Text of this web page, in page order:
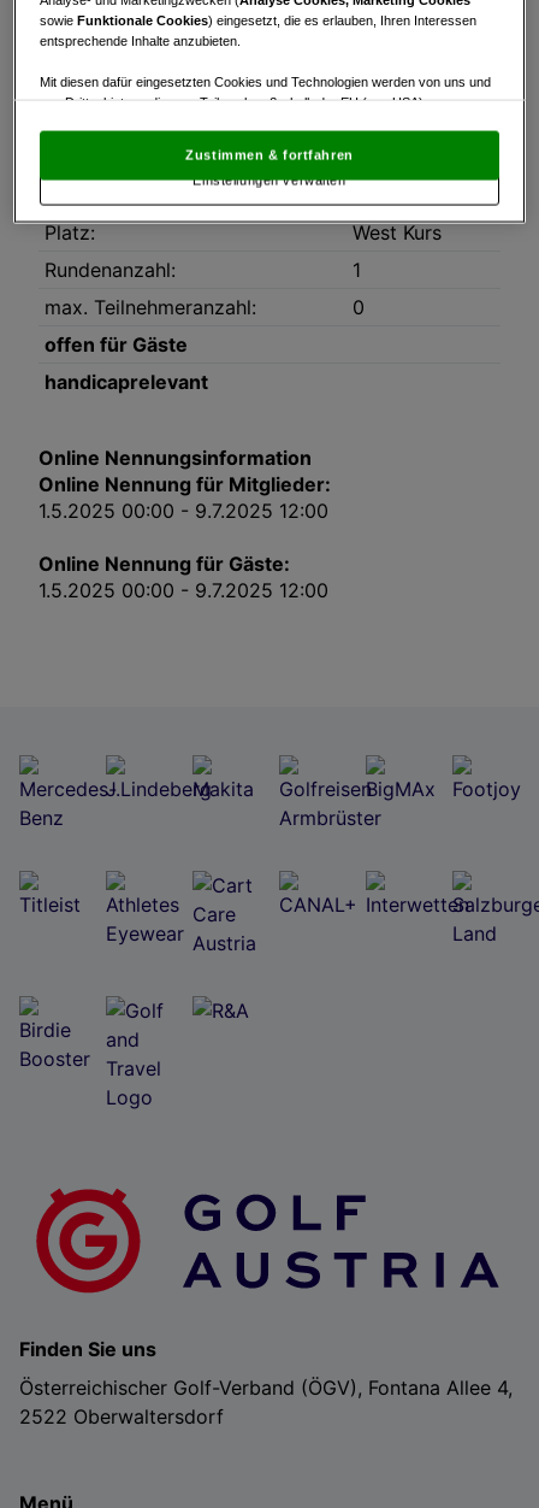
Turnierinfo
Downloads
Platz:
West Kurs
Rundenanzahl:
1
max. Teilnehmeranzahl:
0
offen für Gäste
handicaprelevant
Online Nennungsinformation
Online Nennung für Mitglieder:
1.5.2025 00:00 - 9.7.2025 12:00
Online Nennung für Gäste:
1.5.2025 00:00 - 9.7.2025 12:00
Finden Sie uns
Österreichischer Golf-Verband (ÖGV), Fontana Allee 4,
2522 Oberwaltersdorf
sowieFunktionale Cookies) eingesetzt, die es erlauben, Ihren Interessen
entsprechende Inhalte anzubieten.
Mit diesen dafür eingesetzten Cookies und Technologien werden von uns und
von Drittanbietern, die zum Teil auch außerhalb der EU (u.a. USA)
angemessenes Datenschutzniveau bescheinigt.Es besteht insbesondere
das Risiko, dass Ihre Daten dem Zugriff durch US-Behörden zu Kontroll- und
Überwachungszwecken unterliegen und dagegen keine wirksamen
Rechtsbehelfe zur Verfügung stehen.
Mit Klick auf „Zustimmen & fortfahren“ willigen Sie in die Verwendung
In den Einstellungen können Sie jederzeit Ihre Präferenzen verwalten und
Interessen einlegen. Klicken Sie dazu auf „Cookie Einstellungen“, die sich auf
Wir und unsere Partner verarbeiten Daten, um
Verwendung genauer Standortdaten. Endgeräteeigenschaften zur Identifikation
aktiv abfragen. Speichern von oder Zugriff auf Informationen auf einem
Endgerät. Personalisierte Werbung und Inhalte, Messung von Werbeleistung
und der Performance von Inhalten, Zielgruppenforschung sowie Entwicklung
Einstellungen verwalten
Zustimmen & fortfahren